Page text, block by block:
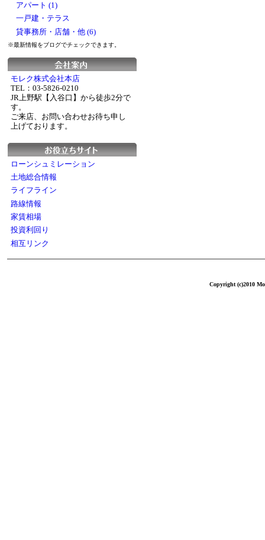
アパート (1)
一戸建・テラス
貸事務所・店舗・他 (6)
※最新情報をブログでチェックできます。
モレク株式会社本店
TEL：03-5826-0210
JR上野駅【入谷口】から徒歩2分で
す。
ご来店、お問い合わせお待ち申し
上げております。
ローンシュミレーション
土地総合情報
ライフライン
路線情報
家賃相場
投資利回り
相互リンク
Copyright (c)2010